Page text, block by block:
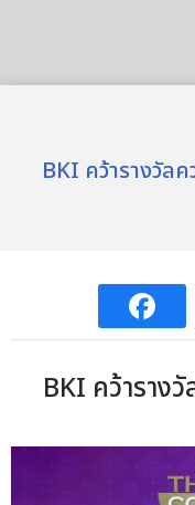
BKI คว้ารางวัล
BKI คว้าราง